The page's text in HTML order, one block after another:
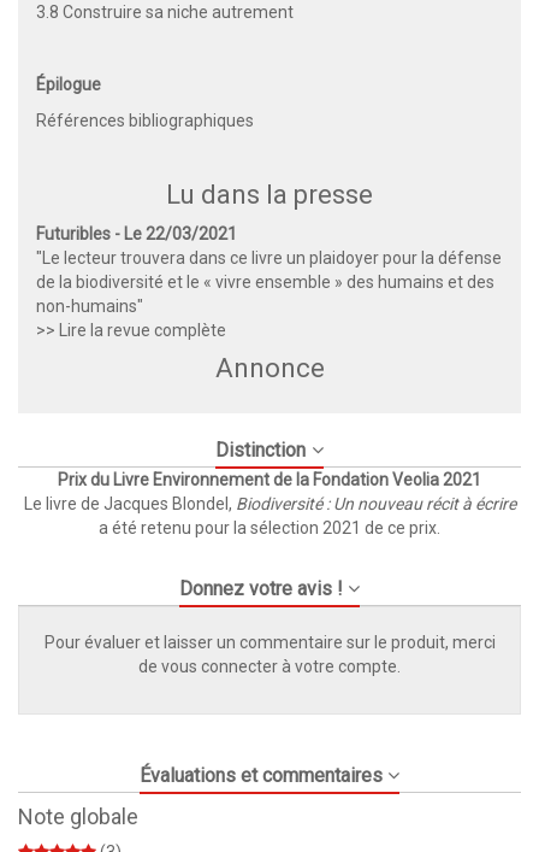
3.8 Construire sa niche autrement
Épilogue
Références bibliographiques
Lu dans la presse
Futuribles - Le 22/03/2021
"Le lecteur trouvera dans ce livre un plaidoyer pour la défense
de la biodiversité et le « vivre ensemble » des humains et des
non-humains"
>> Lire la revue complète
Annonce
Distinction
Prix du Livre Environnement de la Fondation Veolia 2021
Le livre de Jacques Blondel, Biodiversité : Un nouveau récit à écrire
a été retenu pour la sélection 2021 de ce prix.
Donnez votre avis !
Pour évaluer et laisser un commentaire sur le produit, merci
de vous connecter à votre compte.
Évaluations et commentaires
Note globale